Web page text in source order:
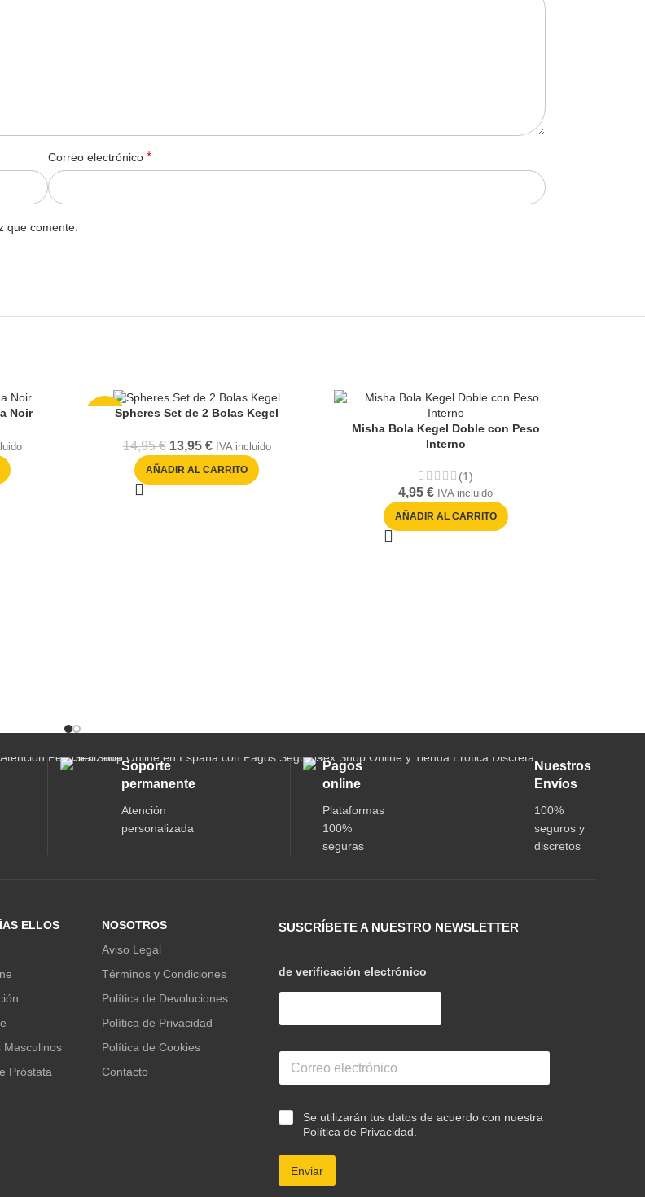
Correo electrónico *
que comente.
Noir -7%Spheres Set de 2 Bolas Kegel
14,95€ 13,95 € IVA incluido
AÑADIR AL CARRITO
Misha Bola Kegel Doble con Peso
Interno
(1)
4,95€ IVA incluido
AÑADIR AL CARRITO
Soporte
permanente
Atención
personalizada
Pagos
online
Plataformas
100%
seguras
Nuestros
Envíos
100%
seguros y
discretos
ELLOS
Masculinos
Próstata
NOSOTROS
Aviso Legal
Términos y Condiciones
Política de Devoluciones
Política de Privacidad
Política de Cookies
Contacto
SUSCRÍBETE A NUESTRO NEWSLETTER
de verificación electrónico
C
r
e
o
l
C
i
l
Se utilizarán tus datos de acuerdo con nuestra
Política de Privacidad.
Enviar